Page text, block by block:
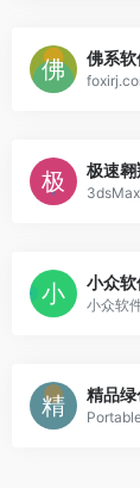
佛系软
极速
小众软
精品